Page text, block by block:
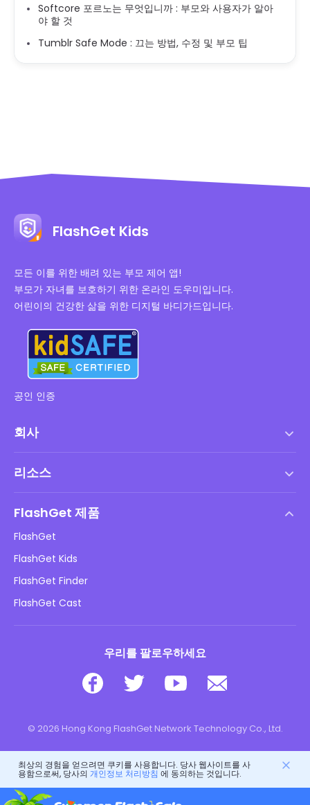
Softcore 포르노는 무엇입니까 : 부모와 사용자가 알아
야 할 것
Tumblr Safe Mode : 끄는 방법, 수정 및 부모 팁
FlashGet Kids
모든 이를 위한 배려 있는 부모 제어 앱!
부모가 자녀를 보호하기 위한 온라인 도우미입니다.
어린이의 건강한 삶을 위한 디지털 바디가드입니다.
공인 인증
회사
DMCA 정책
개인정보 처리방침
광고 정책
내 정보를 판매하지 마십시오
리소스
아동 온라인 안전
다운로드
FlashGet 제품
FlashGet
FlashGet Kids
FlashGet Finder
FlashGet Cast
우리를 팔로우하세요
© 2026 Hong Kong FlashGet Network Technology Co., Ltd.
최상의 경험을 얻으려면 쿠키를 사용합니다. 당사 웹사이트를 사
용함으로써, 당사의 개인정보 처리방침 에 동의하는 것입니다.